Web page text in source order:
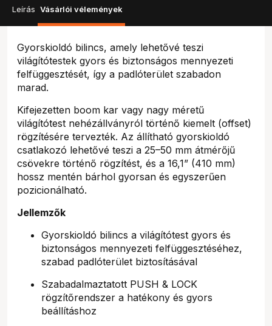
Leírás Vásárlói vélemények
Gyorskioldó bilincs, amely lehetővé teszi
világítótestek gyors és biztonságos mennyezeti
felfüggesztését, így a padlóterület szabadon
marad.
Kifejezetten boom kar vagy nagy méretű
világítótest nehézállványról történő kiemelt (offset)
rögzítésére tervezték. Az állítható gyorskioldó
csatlakozó lehetővé teszi a 25–50 mm átmérőjű
csövekre történő rögzítést, és a 16,1” (410 mm)
hossz mentén bárhol gyorsan és egyszerűen
pozicionálható.
Jellemzők
Gyorskioldó bilincs a világítótest gyors és
biztonságos mennyezeti felfüggesztéséhez,
szabad padlóterület biztosításával
Szabadalmaztatott PUSH & LOCK
rögzítőrendszer a hatékony és gyors
beállításhoz